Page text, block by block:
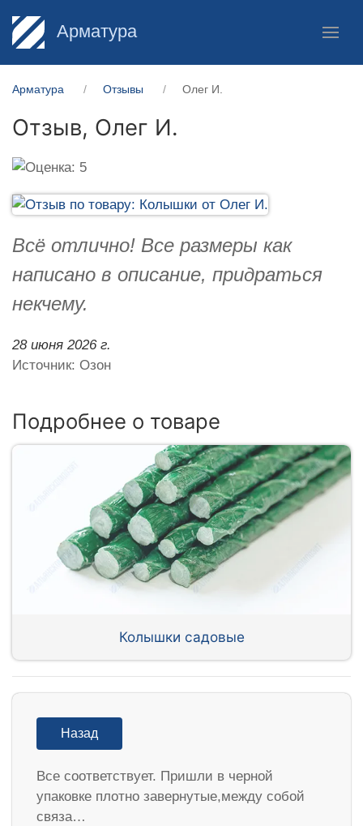
Арматура
Арматура Отзывы Олег И.
Отзыв, Олег И.
Всё отлично! Все размеры как
написано в описание, придраться
некчему.
28 июня 2026 г.
Источник: Озон
Подробнее о товаре
Колышки садовые
Назад
Все соответствует. Пришли в черной
упаковке плотно завернутые,между собой
связа…